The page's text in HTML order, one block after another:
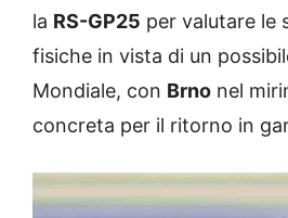
la RS-GP25 per valutare le
fisiche in vista di un
Mondiale, con Brno nel
concreta per il ritorno in